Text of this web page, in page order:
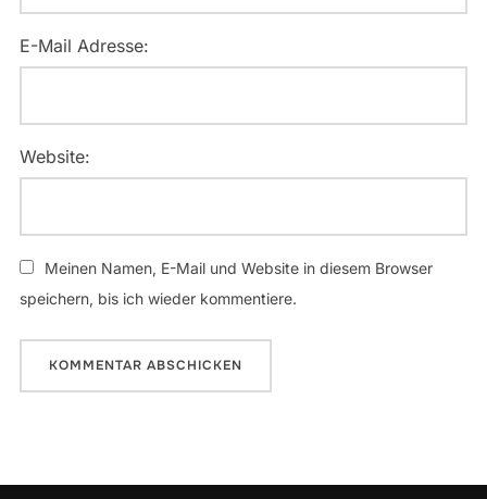
E-Mail Adresse:
Website:
Meinen Namen, E-Mail und Website in diesem Browser
speichern, bis ich wieder kommentiere.